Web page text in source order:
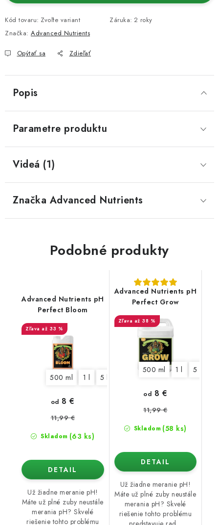
Kód tovaru: Zvoľte variant Záruka: 2 roky
Značka: Advanced Nutrients
Opýtať sa Zdieľať
Popis
Parametre produktu
Videá (1)
Značka Advanced Nutrients
Podobné produkty
Advanced Nutrients pH
Perfect Bloom
až 33 %
500 ml 1 l 5 l
Skladom (63 ks)
od 8 €
11,99 €
DETAIL
Už žiadne meranie pH!
Máte už plné zuby neustále
merania pH? Skvelé
riešenie tohto problému
Advanced Nutrients pH
Perfect Grow
až 38 %
500 ml 1 l 5 l
Skladom (58 ks)
od 8 €
11,99 €
DETAIL
Už žiadne meranie pH!
Máte už plné zuby neustále
merania pH? Skvelé
riešenie tohto problému